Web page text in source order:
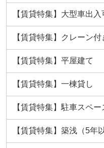
【賃貸特集】大型車出入
【賃貸特集】クレーン付
【賃貸特集】平屋建て
【賃貸特集】一棟貸し
【賃貸特集】駐車スペー
【賃貸特集】築浅（5年